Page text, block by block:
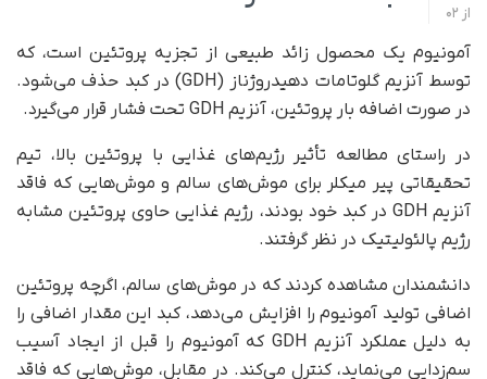
از02
آمونیوم یک محصول زائد طبیعی از تجزیه پروتئین است، که
توسط آنزیم گلوتامات دهیدروژناز (GDH) در کبد حذف می‌شود.
در صورت اضافه بار پروتئین، آنزیم GDH تحت فشار قرار می‌گیرد.
در راستای مطالعه تأثیر رژیم‌های غذایی با پروتئین بالا، تیم
تحقیقاتی پیر میکلر برای موش‌های سالم و موش‌هایی که فاقد
آنزیم GDH در کبد خود بودند، رژیم غذایی حاوی پروتئین مشابه
رژیم پالئولیتیک در نظر گرفتند.
دانشمندان مشاهده کردند که در موش‌های سالم، اگرچه پروتئین
اضافی تولید آمونیوم را افزایش می‌دهد، کبد این مقدار اضافی را
به دلیل عملکرد آنزیم GDH که آمونیوم را قبل از ایجاد آسیب
سم‌زدایی می‌نماید، کنترل می‌کند. در مقابل، موش‌هایی که فاقد